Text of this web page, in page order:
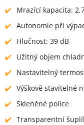
Mrazící kapacita:
Autonomie při
Hlučnost: 39 dB
Užitný objem
Nastavitelný
Výškově stavitelné
Skleněné police
Transparentní